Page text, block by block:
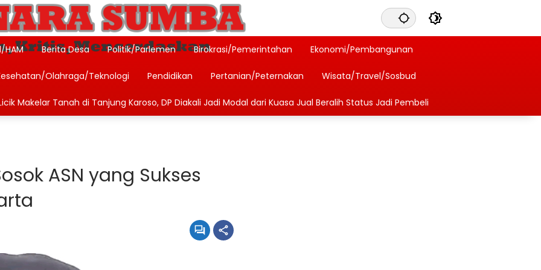
HAM Berita Desa Politik/Parlemen Birokrasi/Pemerintahan Ekonomi/Pembangunan
Olahraga/Teknologi Pendidikan Pertanian/Peternakan Wisata/Travel/Sosbud
Makelar Tanah di Tanjung Karoso, DP Diakali Jadi Modal dari Kuasa Jual Beralih Status Jadi Pembeli
ASN yang Sukses